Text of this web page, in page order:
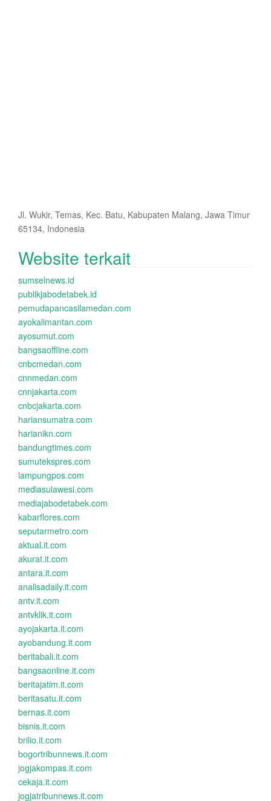
Jl. Wukir, Temas, Kec. Batu, Kabupaten Malang, Jawa Timur
65134, Indonesia
Website terkait
sumselnews.id
publikjabodetabek.id
pemudapancasilamedan.com
ayokalimantan.com
ayosumut.com
bangsaoffline.com
cnbcmedan.com
cnnmedan.com
cnnjakarta.com
cnbcjakarta.com
hariansumatra.com
harianikn.com
bandungtimes.com
sumutekspres.com
lampungpos.com
mediasulawesi.com
mediajabodetabek.com
kabarflores.com
seputarmetro.com
aktual.it.com
akurat.it.com
antara.it.com
analisadaily.it.com
antv.it.com
antvklik.it.com
ayojakarta.it.com
ayobandung.it.com
beritabali.it.com
bangsaonline.it.com
beritajatim.it.com
beritasatu.it.com
bernas.it.com
bisnis.it.com
brilio.it.com
bogortribunnews.it.com
jogjakompas.it.com
cekaja.it.com
jogjatribunnews.it.com